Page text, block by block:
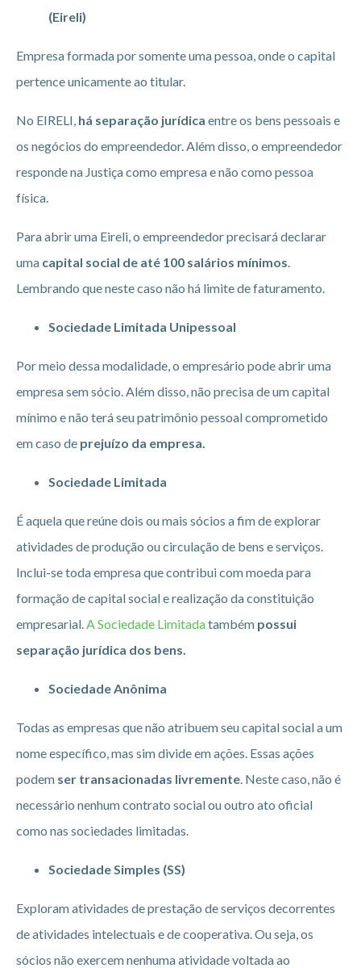
(Eireli)
Empresa formada por somente uma pessoa, onde o capital
pertence unicamente ao titular.
No EIRELI, há separação jurídica entre os bens pessoais e
os negócios do empreendedor. Além disso, o empreendedor
responde na Justiça como empresa e não como pessoa
física.
Para abrir uma Eireli, o empreendedor precisará declarar
uma capital social de até 100 salários mínimos
Lembrando que neste caso não há limite de faturamento.
Sociedade Limitada Unipessoal
Por meio dessa modalidade, o empresário pode abrir uma
empresa sem sócio. Além disso, não precisa de um capital
mínimo e não terá seu patrimônio pessoal comprometido
em caso de prejuízo da empresa.
Sociedade Limitada
É aquela que reúne dois ou mais sócios a fim de explorar
atividades de produção ou circulação de bens e serviços.
Inclui-se toda empresa que contribui com moeda para
formação de capital social e realização da constituição
empresarial. A Sociedade Limitadatambém possui
separação jurídica dos bens.
Sociedade Anônima
Todas as empresas que não atribuem seu capital social a um
nome específico, mas sim divide em ações. Essas ações
podem ser transacionadas livremente . Neste caso, não é
necessário nenhum contrato social ou outro ato oficial
como nas sociedades limitadas.
Sociedade Simples (SS)
Exploram atividades de prestação de serviços decorrentes
de atividades intelectuais e de cooperativa. Ou seja, os
sócios não exercem nenhuma atividade voltada ao